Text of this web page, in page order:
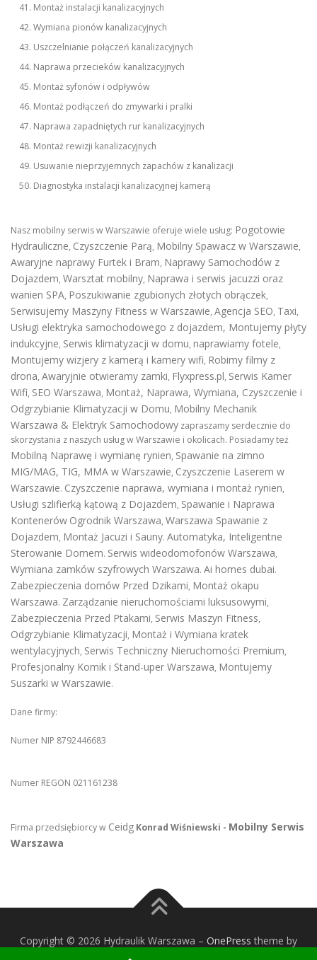
Montaż instalacji kanalizacyjnych
Wymiana pionów kanalizacyjnych
Uszczelnianie połączeń kanalizacyjnych
Naprawa przecieków kanalizacyjnych
Montaż syfonów i odpływów
Montaż podłączeń do zmywarki i pralki
Naprawa zapadniętych rur kanalizacyjnych
Montaż rewizji kanalizacyjnych
Usuwanie nieprzyjemnych zapachów z kanalizacji
Diagnostyka instalacji kanalizacyjnej kamerą
Nasz mobilny serwis w Warszawie oferuje wiele usług: Pogotowie
Hydrauliczne, Czyszczenie Parą, Mobilny Spawacz w Warszawie,
Awaryjne naprawy Furtek i Bram, Naprawy Samochodów z
Dojazdem, Warsztat mobilny, Naprawa i serwis jacuzzi oraz
wanien SPA, Poszukiwanie zgubionych złotych obrączek,
Serwisujemy Maszyny Fitness w Warszawie, Agencja SEO, Taxi,
Usługi elektryka samochodowego z dojazdem, Montujemy płyty
indukcyjne, Serwis klimatyzacji w domu, naprawiamy fotele,
Montujemy wizjery z kamerą i kamery wifi, Robimy filmy z
drona, Awaryjnie otwieramy zamki, Flyxpress.pl, Serwis Kamer
Wifi, SEO Warszawa, Montaż, Naprawa, Wymiana, Czyszczenie i
Odgrzybianie Klimatyzacji w Domu, Mobilny Mechanik
Warszawa & Elektryk Samochodowy zapraszamy serdecznie do
skorzystania z naszych usług w Warszawie i okolicach. Posiadamy też
Mobilną Naprawę i wymianę rynien, Spawanie na zimno
MIG/MAG, TIG, MMA w Warszawie, Czyszczenie Laserem w
Warszawie. Czyszczenie naprawa, wymiana i montaż rynien,
Usługi szlifierką kątową z Dojazdem, Spawanie i Naprawa
Kontenerów Ogrodnik Warszawa, Warszawa Spawanie z
Dojazdem, Montaż Jacuzi i Sauny. Automatyka, Inteligentne
Sterowanie Domem. Serwis wideodomofonów Warszawa,
Wymiana zamków szyfrowych Warszawa. Ai homes dubai.
Zabezpieczenia domów Przed Dzikami, Montaż okapu
Warszawa. Zarządzanie nieruchomościami luksusowymi,
Zabezpieczenia Przed Ptakami, Serwis Maszyn Fitness,
Odgrzybianie Klimatyzacji, Montaż i Wymiana kratek
wentylacyjnych, Serwis Techniczny Nieruchomości Premium,
Profesjonalny Komik i Stand-uper Warszawa, Montujemy
Suszarki w Warszawie.
Dane firmy:
Numer NIP 8792446683
Numer REGON 021161238
Firma przedsiębiorcy w Ceidg Konrad Wiśniewski - Mobilny Serwis
Warszawa
Copyright © 2026 Hydraulik Warszawa – OnePress theme by
FameThemes